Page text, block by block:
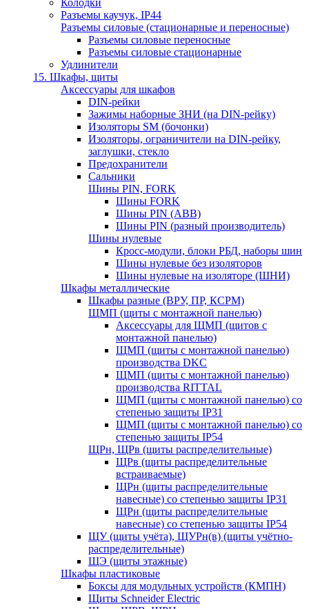
Колодки
Разъемы каучук, IP44
Разъемы силовые (стационарные и переносные)
Разъемы силовые переносные
Разъемы силовые стационарные
Удлинители
15. Шкафы, щиты
Аксессуары для шкафов
DIN-рейки
Зажимы наборные ЗНИ (на DIN-рейку)
Изоляторы SM (бочонки)
Изоляторы, ограничители на DIN-рейку,
заглушки, стекло
Предохранители
Сальники
Шины PIN, FORK
Шины FORK
Шины PIN (АВВ)
Шины PIN (разный производитель)
Шины нулевые
Кросс-модули, блоки РБД, наборы шин
Шины нулевые без изоляторов
Шины нулевые на изоляторе (ШНИ)
Шкафы металлические
Шкафы разные (ВРУ, ПР, КСРМ)
ЩМП (щиты с монтажной панелью)
Аксессуары для ЩМП (щитов с
монтажной панелью)
ЩМП (щиты с монтажной панелью)
производства DKC
ЩМП (щиты с монтажной панелью)
производства RITTAL
ЩМП (щиты с монтажной панелью) со
степенью защиты IP31
ЩМП (щиты с монтажной панелью) со
степенью защиты IP54
ЩРн, ЩРв (щиты распределительные)
ЩРв (щиты распределительные
встраиваемые)
ЩРн (щиты распределительные
навесные) со степенью защиты IP31
ЩРн (щиты распределительные
навесные) со степенью защиты IP54
ЩУ (щиты учёта), ЩУРн(в) (щиты учётно-
распределительные)
ЩЭ (щиты этажные)
Шкафы пластиковые
Боксы для модульных устройств (КМПН)
Щиты Schneider Electric